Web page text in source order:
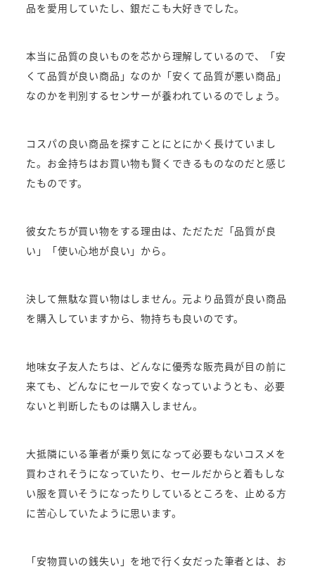
品を愛用していたし、銀だこも大好きでした。
本当に品質の良いものを芯から理解しているので、「安
くて品質が良い商品」なのか「安くて品質が悪い商品」
なのかを判別するセンサーが養われているのでしょう。
コスパの良い商品を探すことにとにかく長けていまし
た。お金持ちはお買い物も賢くできるものなのだと感じ
たものです。
彼女たちが買い物をする理由は、ただただ「品質が良
い」「使い心地が良い」から。
決して無駄な買い物はしません。元より品質が良い商品
を購入していますから、物持ちも良いのです。
地味女子友人たちは、どんなに優秀な販売員が目の前に
来ても、どんなにセールで安くなっていようとも、必要
ないと判断したものは購入しません。
大抵隣にいる筆者が乗り気になって必要もないコスメを
買わされそうになっていたり、セールだからと着もしな
い服を買いそうになったりしているところを、止める方
に苦心していたように思います。
「安物買いの銭失い」を地で行く女だった筆者とは、お